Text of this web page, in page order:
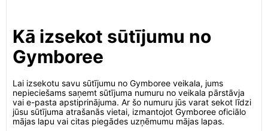
Kā izsekot sūtījumu no
Gymboree
Lai izsekotu savu sūtījumu no Gymboree veikala, jums
nepieciešams saņemt sūtījuma numuru no veikala pārstāvja
vai e-pasta apstiprinājuma. Ar šo numuru jūs varat sekot līdzi
jūsu sūtījuma atrašanās vietai, izmantojot Gymboree oficiālo
mājas lapu vai citas piegādes uzņēmumu mājas lapas.